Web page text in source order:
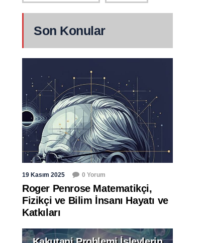
Son Konular
19 Kasım 2025 0 Yorum
Roger Penrose Matematikçi,
Fizikçi ve Bilim İnsanı Hayatı ve
Katkıları